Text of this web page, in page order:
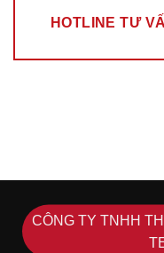
HOTLINE TƯ
CÔNG TY TNHH